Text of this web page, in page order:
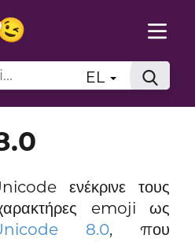
EL
ενέκρινε τους
emoji ως
8.0, που